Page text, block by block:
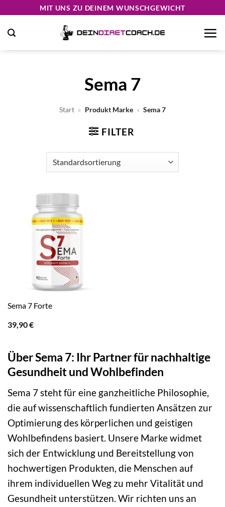
springen
MIT UNS ZU DEINEM WUNSCHGEWICHT
Sema 7
Start » Produkt Marke » Sema 7
FILTER
Sema 7 Forte
39,90€
Über Sema 7: Ihr Partner für nachhaltige
Gesundheit und Wohlbefinden
Sema 7 steht für eine ganzheitliche Philosophie,
die auf wissenschaftlich fundierten Ansätzen zur
Optimierung des körperlichen und geistigen
Wohlbefindens basiert. Unsere Marke widmet
sich der Entwicklung und Bereitstellung von
hochwertigen Produkten, die Menschen auf
ihrem individuellen Weg zu mehr Vitalität und
Gesundheit unterstützen. Wir richten uns an